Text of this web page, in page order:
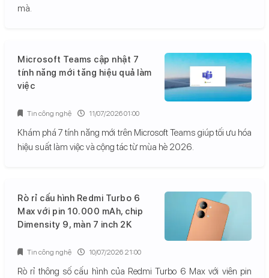
mà.
Microsoft Teams cập nhật 7
tính năng mới tăng hiệu quả làm
việc
Khám phá 7 tính năng mới trên Microsoft Teams giúp tối ưu hóa
hiệu suất làm việc và cộng tác từ mùa hè 2026.
Tin công nghệ 11/07/2026 01:00
Rò rỉ cấu hình Redmi Turbo 6
Max với pin 10.000 mAh, chip
Dimensity 9, màn 7 inch 2K
Rò rỉ thông số cấu hình của Redmi Turbo 6 Max với viên pin
Tin công nghệ 10/07/2026 21:00